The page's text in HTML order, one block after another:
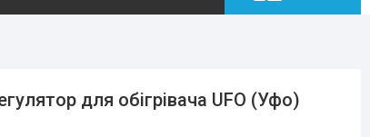
для обігрівача UFO (Уфо)